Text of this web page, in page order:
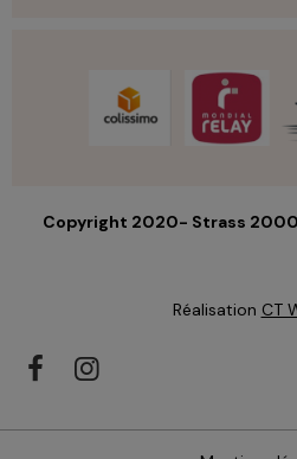
Copyright 2020- Strass
Réalisation CT